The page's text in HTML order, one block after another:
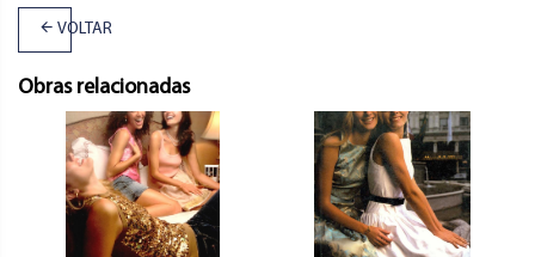
VOLTAR
Obras relacionadas